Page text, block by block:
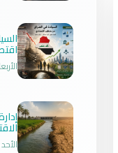
الأربعاء 29
الأحد 26 تموز 2026